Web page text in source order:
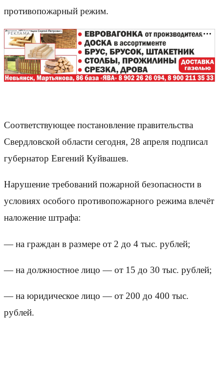
противопожарный режим.
РЕКЛАМА
Соответствующее постановление правительства
Свердловской области сегодня, 28 апреля подписал
губернатор Евгений Куйвашев.
Нарушение требований пожарной безопасности в
условиях особого противопожарного режима влечёт
наложение штрафа:
— на граждан в размере от 2 до 4 тыс. рублей;
— на должностное лицо — от 15 до 30 тыс. рублей;
— на юридическое лицо — от 200 до 400 тыс.
рублей.